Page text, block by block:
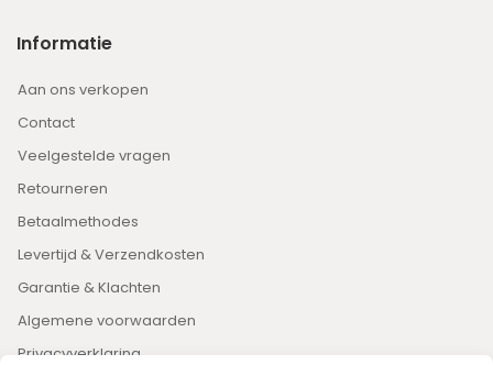
Informatie
Aan ons verkopen
Contact
Veelgestelde vragen
Retourneren
Betaalmethodes
Levertijd & Verzendkosten
Garantie & Klachten
Algemene voorwaarden
Privacyverklaring